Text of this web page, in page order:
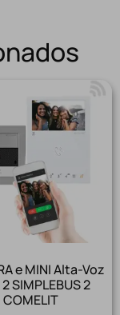
e MINI Alta-Voz
SIMPLEBUS 2
COMELIT